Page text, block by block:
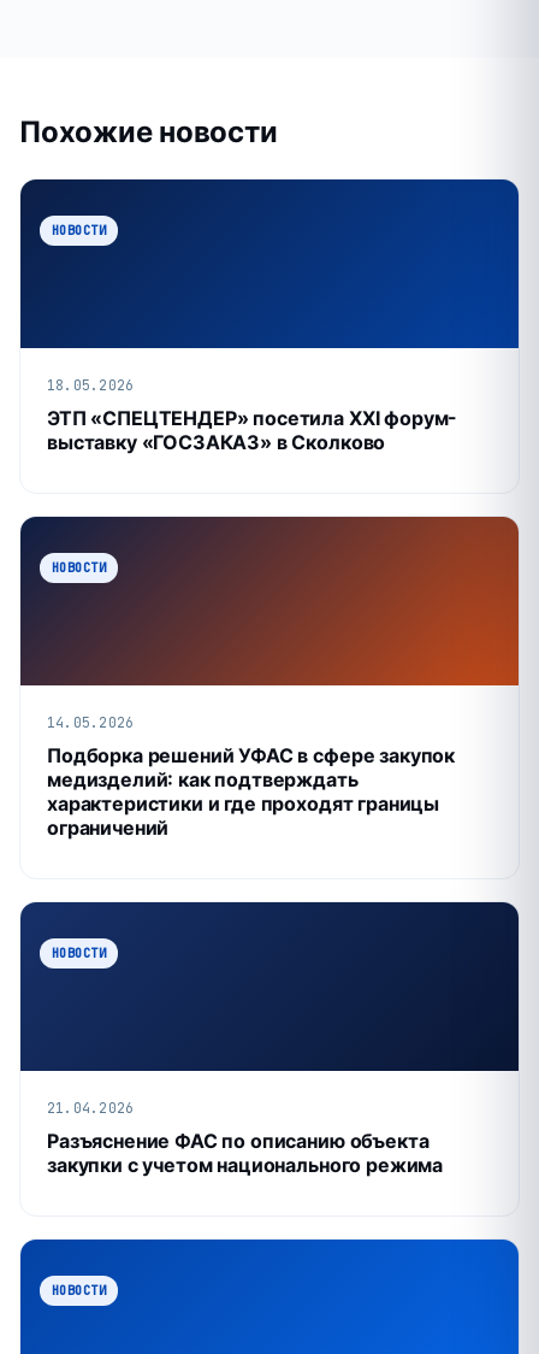
Похожие новости
НОВОСТИ
18.05.2026
ЭТП «СПЕЦТЕНДЕР» посетила XXI форум-
выставку «ГОСЗАКАЗ» в Сколково
НОВОСТИ
14.05.2026
Подборка решений УФАС в сфере закупок
медизделий: как подтверждать
характеристики и где проходят границы
ограничений
НОВОСТИ
21.04.2026
Разъяснение ФАС по описанию объекта
закупки с учетом национального режима
НОВОСТИ